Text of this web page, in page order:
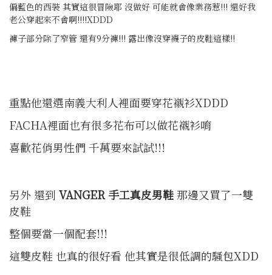
偏藍色的西裝 其實這很冒險耶 沒做好 可能就會像業務惹!!! 還好我
老公穿起來不會啊!!!!XDDD
褲子部分除了窄管 還有9分褲!!! 露出像沒穿襪子的皮鞋這樣!!
重點他還選南義大利人裡面要穿花襯衫XDDD
FACHA裡面也有很多花布可以做花襯衫唷
喜歡花俏男性們 千萬要來試試!!!
另外 還到 VANGER手工真皮男鞋 那邊又買了一雙
皮鞋
整個要當一個配套!!!
這雙皮鞋 也真的很好看 他其實是很低調的騷包XDD